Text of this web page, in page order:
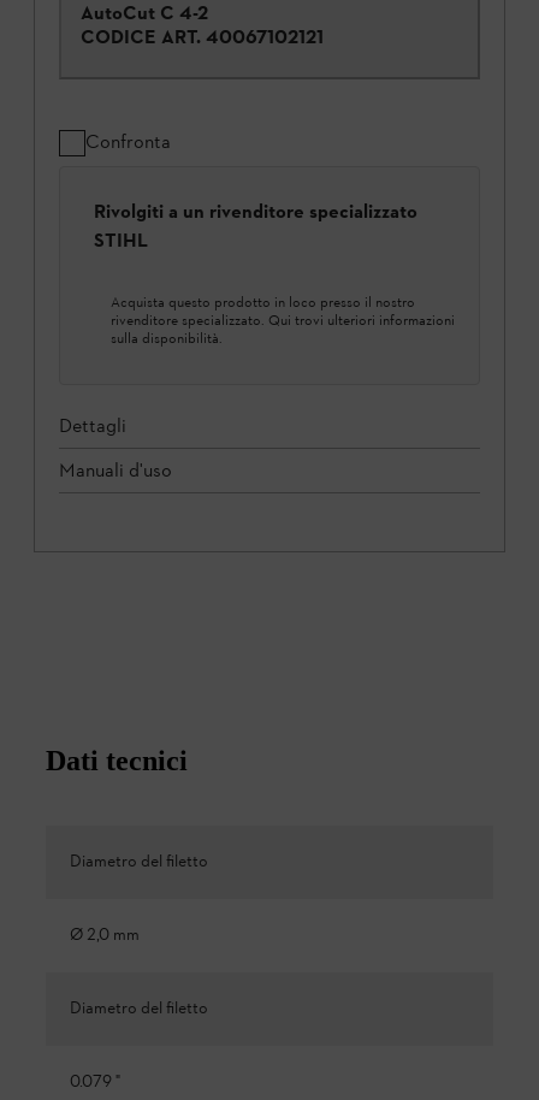
AutoCut C 4-2
CODICE ART. 40067102121
Confronta
Rivolgiti a un rivenditore specializzato
STIHL
Acquista questo prodotto in loco presso il nostro
rivenditore specializzato. Qui trovi ulteriori informazioni
sulla disponibilità.
Dettagli
Manuali d'uso
Dati tecnici
Diametro del filetto
Ø 2,0 mm
Diametro del filetto
0.079 "